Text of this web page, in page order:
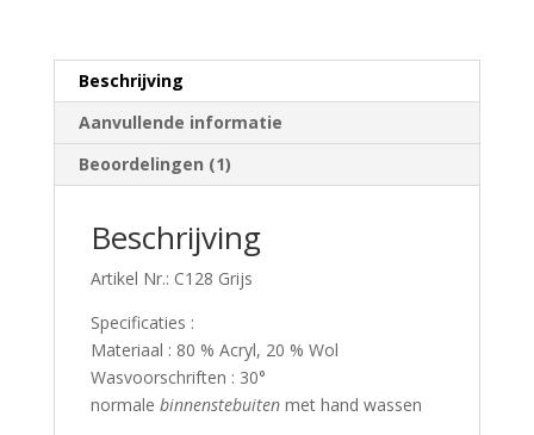
Beschrijving
Aanvullende informatie
Beoordelingen (1)
Beschrijving
Artikel Nr.: C128 Grijs
Specificaties :
Materiaal : 80 % Acryl, 20 % Wol
Wasvoorschriften : 30°
normale binnenstebuiten met hand wassen